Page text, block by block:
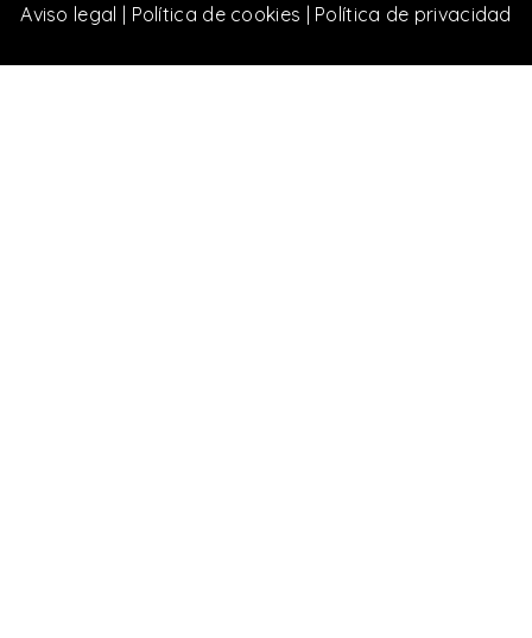
Aviso legal | Política de cookies | Política de privacidad